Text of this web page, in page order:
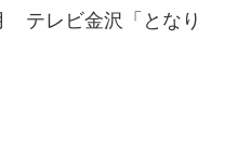
テレビ金沢「となり